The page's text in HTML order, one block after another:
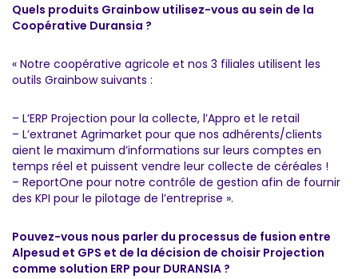
Quels produits Grainbow utilisez-vous au sein de la
Coopérative Duransia ?
« Notre coopérative agricole et nos 3 filiales utilisent les
outils Grainbow suivants :
– L’ERP Projection pour la collecte, l’Appro et le retail
– L’extranet Agrimarket pour que nos adhérents/clients
aient le maximum d’informations sur leurs comptes en
temps réel et puissent vendre leur collecte de céréales !
– ReportOne pour notre contrôle de gestion afin de fournir
des KPI pour le pilotage de l’entreprise ».
Pouvez-vous nous parler du processus de fusion entre
Alpesud et GPS et de la décision de choisir Projection
comme solution ERP pour DURANSIA ?